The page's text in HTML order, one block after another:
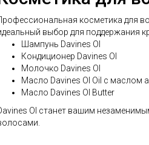
косметика для
выбор для поддержания
Шампунь Davines OI
Кондиционер Davines OI
Молочко Davines OI
Масло Davines OI Oil с маслом
Масло Davines OI Butter
OI станет вашим